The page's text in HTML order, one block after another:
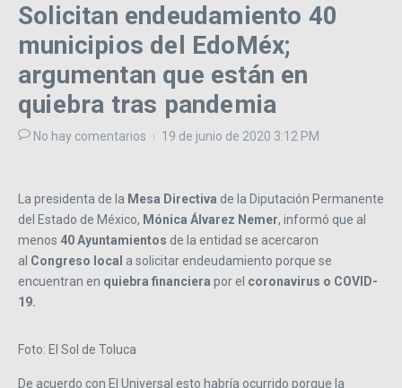
Solicitan endeudamiento 40
municipios del EdoMéx;
argumentan que están en
quiebra tras pandemia
No hay comentarios 19 de junio de 2020 3:12 PM
La presidenta de la Mesa Directiva de la Diputación Permanente
del Estado de México, Mónica Álvarez Nemer, informó que al
menos 40 Ayuntamientos de la entidad se acercaron
al Congreso local a solicitar endeudamiento porque se
encuentran en quiebra financiera por el coronavirus o COVID-
19.
Foto: El Sol de Toluca
De acuerdo con El Universal esto habría ocurrido porque la